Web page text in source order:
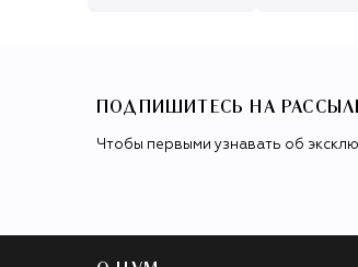
ПОДПИШИТЕСЬ НА
Чтобы первыми узнавать об